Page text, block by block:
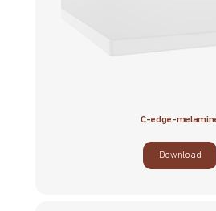
C-edge-
Download